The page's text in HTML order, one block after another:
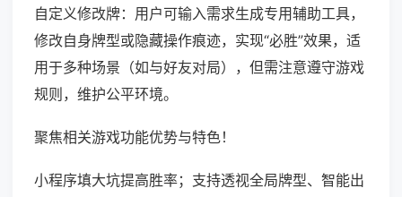
自定义修改牌：用户可输入需求生成专用辅助工具，
修改自身牌型或隐藏操作痕迹，实现“必胜”效果，适
用于多种场景（如与好友对局），但需注意遵守游戏
规则，维护公平环境。
聚焦相关游戏功能优势与特色！
小程序填大坑提高胜率；支持透视全局牌型、智能出